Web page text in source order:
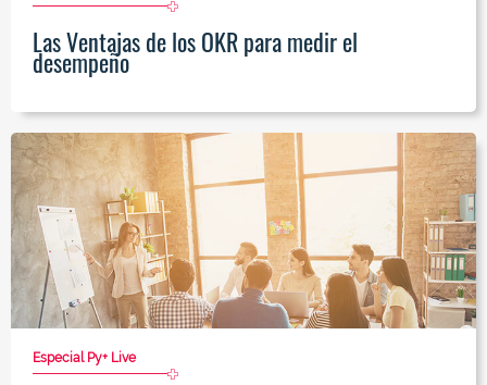
Las Ventajas de los OKR para medir el
desempeño
Especial Py+ Live